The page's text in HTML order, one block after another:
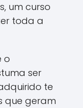
um curso
toda a
o
ser
te
que geram